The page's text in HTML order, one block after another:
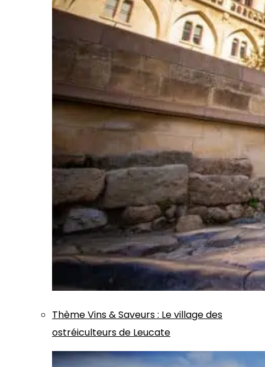
ThèmeVins & Saveurs: Le village des
ostréiculteurs de Leucate